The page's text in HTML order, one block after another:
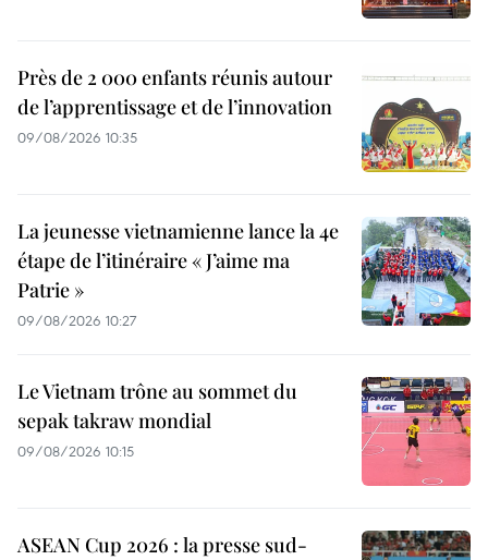
Près de 2 000 enfants réunis autour
de l’apprentissage et de l’innovation
09/08/2026 10:35
La jeunesse vietnamienne lance la 4e
étape de l’itinéraire « J’aime ma
Patrie »
09/08/2026 10:27
Le Vietnam trône au sommet du
sepak takraw mondial
09/08/2026 10:15
ASEAN Cup 2026 : la presse sud-